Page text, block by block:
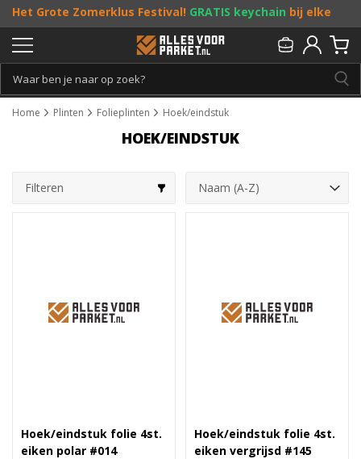
Het Grote Zomerklus Festival! GRATIS keychain bij elke
bestelling vanaf €25, entoffe acties! Doe je mee?
Persoonlijk & gratis advies:013 - 207 00 01
Home Plinten Folieplinten Hoek/eindstuk
HOEK/EINDSTUK
Filteren
Hoek/eindstuk folie 4st.
eiken polar #014
Hoek/eindstuk folie 4st.
eiken vergrijsd #145